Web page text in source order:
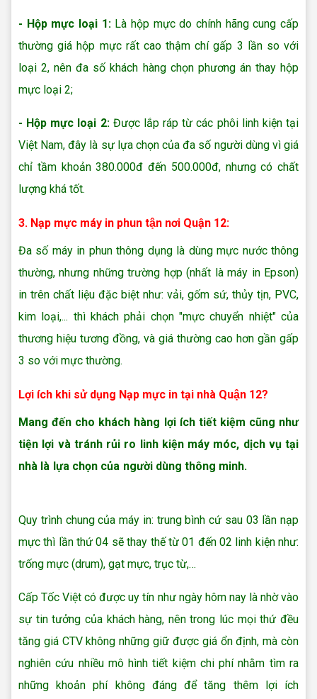
- Hộp mực loại 1:Là hộp mực do chính hãng cung cấp
thường giá hộp mực rất cao thậm chí gấp 3 lần so với
loại 2, nên đa số khách hàng chọn phương án thay hộp
mực loại 2;
- Hộp mực loại 2:Được lắp ráp từ các phôi linh kiện tại
Việt Nam, đây là sự lựa chọn của đa số người dùng vì giá
chỉ tầm khoản 380.000đ đến 500.000đ, nhưng có chất
lượng khá tốt.
3. Nạp mực máy in phun tận nơi Quận 12:
Đa số máy in phun thông dụng là dùng mực nước thông
thường, nhưng những trường hợp (nhất là máy in Epson)
in trên chất liệu đặc biệt như: vải, gốm sứ, thủy tịn, PVC,
kim loại,... thì khách phải chọn "mực chuyển nhiệt" của
thương hiệu tương đồng, và giá thường cao hơn gần gấp
3 so với mực thường.
Lợi ích khi sử dụng Nạp mực in tại nhà Quận 12?
Mang đến cho khách hàng lợi ích tiết kiệm cũng như
tiện lợi và tránh rủi ro linh kiện máy móc, dịch vụ tại
nhà là lựa chọn của người dùng thông minh.
Quy trình chung của máy in: trung bình cứ sau 03 lần nạp
mực thì lần thứ 04 sẽ thay thế từ 01 đến 02 linh kiện như:
trống mực (drum), gạt mực, trục từ,…
Cấp Tốc Việt có được uy tín như ngày hôm nay là nhờ vào
sự tin tưởng của khách hàng, nên trong lúc mọi thứ đều
tăng giá CTV không những giữ được giá ổn định, mà còn
nghiên cứu nhiều mô hình tiết kiệm chi phí nhằm tìm ra
những khoản phí không đáng để tăng thêm lợi ích